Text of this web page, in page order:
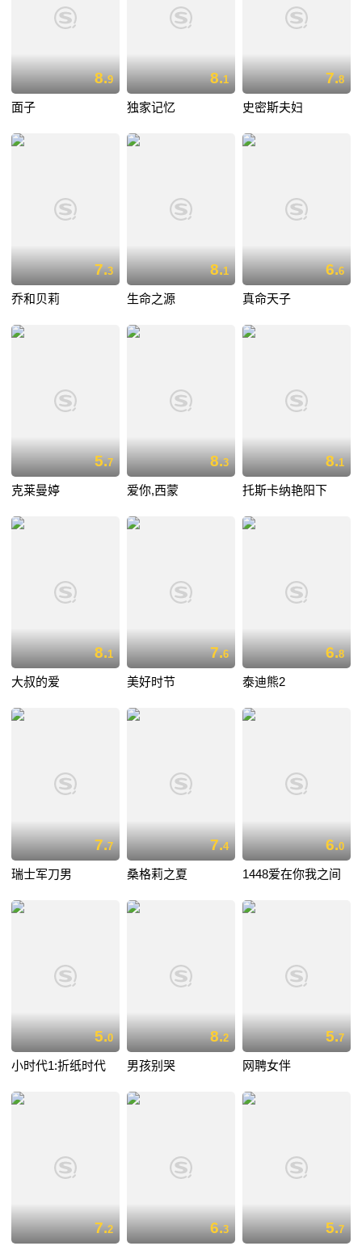
8.9
面子
8.1
独家记忆
7.8
史密斯夫妇
7.3
乔和贝莉
8.1
生命之源
6.6
真命天子
5.7
克莱曼婷
8.3
爱你,西蒙
8.1
托斯卡纳艳阳下
8.1
大叔的爱
7.6
美好时节
6.8
泰迪熊2
7.7
瑞士军刀男
7.4
桑格莉之夏
6.0
1448爱在你我之间
5.0
小时代1:折纸时代
8.2
男孩别哭
5.7
网聘女伴
7.2 6.3 5.7